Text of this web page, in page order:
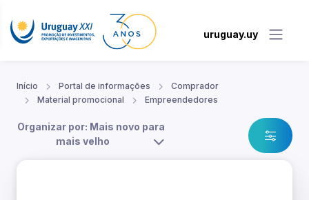
uruguay.uy
Início Portal de informações
Comprador
Material promocional
Empreendedores
Organizar por: Mais novo para
mais velho